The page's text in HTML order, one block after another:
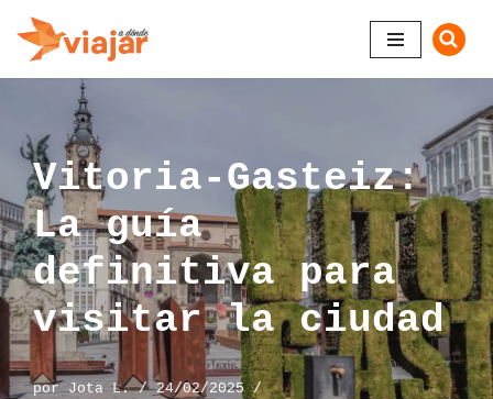
Saltar
al
contenido
Vitoria-Gasteiz:
La guía
definitiva para
visitar la ciudad
porJota L.
24/02/2025